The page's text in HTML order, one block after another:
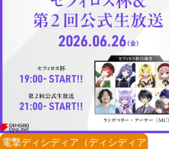
電撃ディシディア（ディシディア